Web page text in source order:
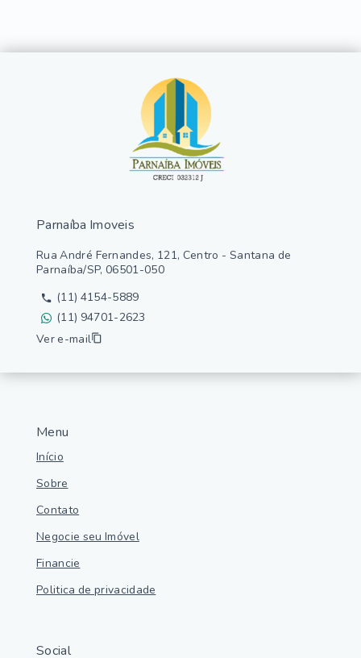
Menu
Início
Sobre
Contato
Negocie seu Imóvel
Financie
Politica de privacidade
Social
Parnaíba Imoveis
Rua André Fernandes, 121, Centro - Santana de
Parnaíba/SP, 06501-050
(11) 4154-5889
(11) 94701-2623
Ver e-mail